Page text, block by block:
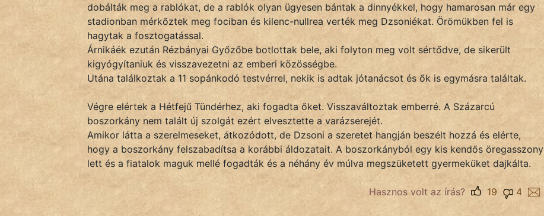
TÖRTÉNELEM
Népszerű szerzőink:
dobálták meg a rablókat, de a rablók olyan ügyesen bántak a dinnyékkel, hogy hamarosan már egy
stadionban mérkőztek meg fociban és kilenc-nullrea verték meg Dzsoniékat. Örömükben fel is
hagytak a fosztogatással.
Árnikáék ezután Rézbányai Győzőbe botlottak bele, aki folyton meg volt sértődve, de sikerült
kigyógyítaniuk és visszavezetni az emberi közösségbe.
Utána találkoztak a 11 sopánkodó testvérrel, nekik is adtak jótanácsot és ők is egymásra találtak.
Végre elértek a Hétfejű Tündérhez, aki fogadta őket. Visszaváltoztak emberré. A Százarcú
boszorkány nem talált új szolgát ezért elvesztette a varázserejét.
Amikor látta a szerelmeseket, átkozódott, de Dzsoni a szeretet hangján beszélt hozzá és elérte,
hogy a boszorkány felszabadítsa a korábbi áldozatait. A boszorkányból egy kis kendős öregasszony
lett és a fiatalok maguk mellé fogadták és a néhány év múlva megszüketett gyermeküket dajkálta.
Hasznos volt az írás? 4
19